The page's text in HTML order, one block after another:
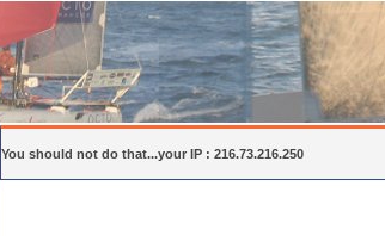
You should not do that...your IP : 216.73.216.250